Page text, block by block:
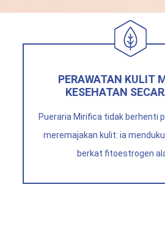
PERAWATAN KULIT
KESEHATAN
Pueraria Mirifica tidak berhenti
meremajakan kulit: ia
berkat fitoestrogen